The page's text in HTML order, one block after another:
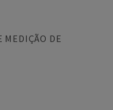
MEDIÇÃO DE